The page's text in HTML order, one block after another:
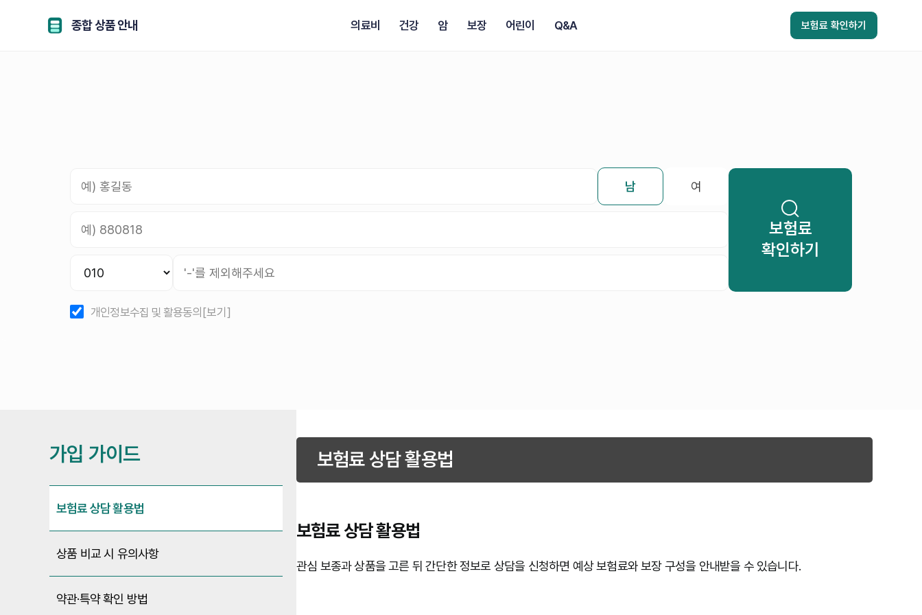
종합 상품 안내 의료비 건강 암 보장 어린이 Q&A 보험료 확인하기
남 여
개인정보수집 및 활용동의 [보기]
보험료
확인하기
가입 가이드
보험료 상담 활용법
상품 비교 시 유의사항
약관·특약 확인 방법
보험료 상담 활용법
보험료 상담 활용법
관심 보종과 상품을 고른 뒤 간단한 정보로 상담을 신청하면 예상 보험료와 보장 구성을 안내받을 수 있습니다.